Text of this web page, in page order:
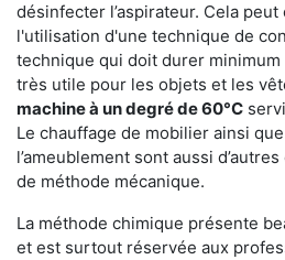
désinfecter l’aspirateur. Cela
l'utilisation d'une technique de
technique qui doit durer
très utile pour les objets et les
machine à un degré de 60°C
Le chauffage de mobilier ainsi
l’ameublement sont aussi
de méthode mécanique.
La méthode chimique présente
et est surtout réservée aux